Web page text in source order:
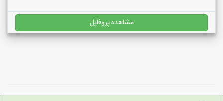
مشاهده پروفایل